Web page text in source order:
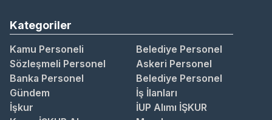
Kategoriler
Kamu Personeli
Belediye Personel
Sözleşmeli Personel
Askeri Personel
Banka Personel
Belediye Personel
Gündem
İş İlanları
İşkur
İUP Alımı İŞKUR